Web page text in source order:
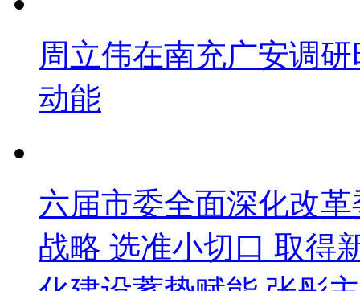
周立伟在南充广安调
动能
六届市委全面深化改
战略 选准小切口 取得